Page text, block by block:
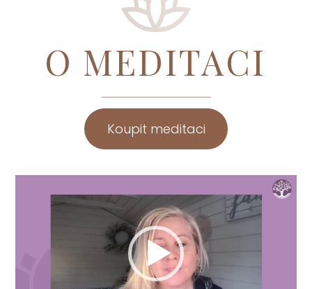
O MEDITACI
Koupit meditaci
přehrávač